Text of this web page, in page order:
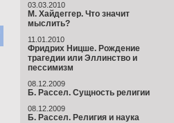
03.03.2010
М. Хайдеггер. Что значит
мыслить?
11.01.2010
Фридрих Ницше. Рождение
трагедии или Эллинство и
пессимизм
08.12.2009
Б. Рассел. Сущность религии
08.12.2009
Б. Рассел. Религия и наука